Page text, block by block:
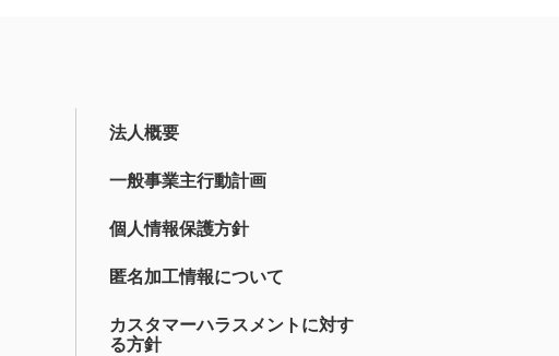
法人概要
一般事業主行動計画
個人情報保護方針
匿名加工情報について
カスタマーハラスメントに対す
る方針